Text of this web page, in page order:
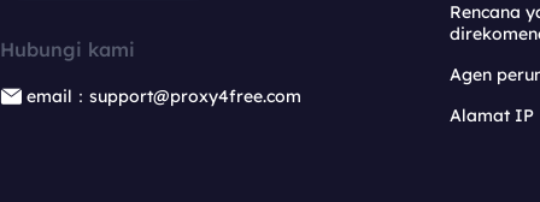
Hubungi kami
email：support@proxy4free.com
Rencana
Agen
Alamat IP